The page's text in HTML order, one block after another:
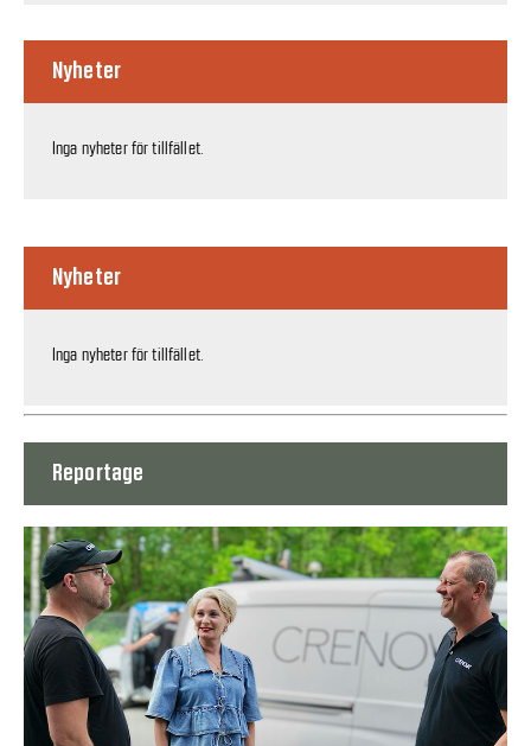
Nyheter
Inga nyheter för tillfället.
Nyheter
Inga nyheter för tillfället.
Reportage